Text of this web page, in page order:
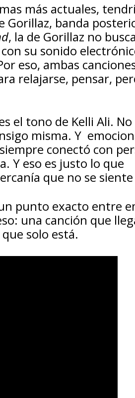
más actuales,
Gorillaz, banda
, la de Gorillaz no
su sonido
eso, ambas
relajarse, pensar,
el tono de Kelli Ali.
misma. Y
conectó con
Y eso es justo lo que
que no se
punto exacto entre
una canción que
solo está.